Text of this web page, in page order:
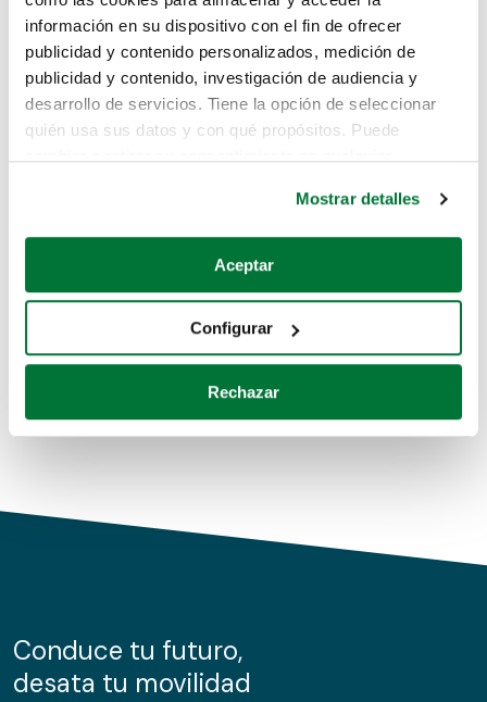
información en su dispositivo con el fin de ofrecer
publicidad y contenido personalizados, medición de
publicidad y contenido, investigación de audiencia y
desarrollo de servicios. Tiene la opción de seleccionar
quién usa sus datos y con qué propósitos. Puede
Si lo permite, también quisiéramos:
Recopilar información sobre su ubicación geográfica
Identificar su dispositivo analizándolo activamente
para buscar características específicas (huellas
Obtenga más información sobre cómo se procesan sus
de cookies.
información sobre el uso que haga del sitio web con
nuestros partners de redes sociales, publicidad y análisis
Mostrar detalles
Aceptar
Configurar
Rechazar
Lo sentimos, no sabemos como
te hemos traido hasta aquí.
Pero puedes encontrar el coche que estás
buscando en alguno de estos enlaces:
Coches de segunda mano
Coches de km0
Conduce tu futuro,
desata tu movilidad